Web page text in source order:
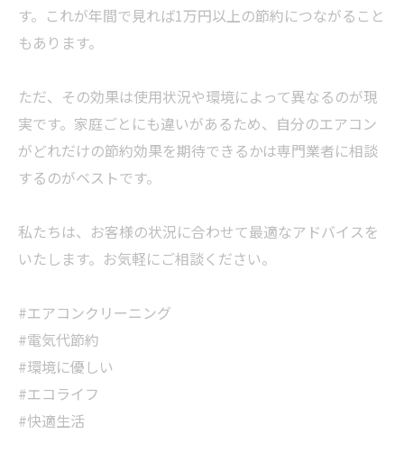
す。これが年間で見れば1万円以上の節約につながること
もあります。
ただ、その効果は使用状況や環境によって異なるのが現
実です。家庭ごとにも違いがあるため、自分のエアコン
がどれだけの節約効果を期待できるかは専門業者に相談
するのがベストです。
私たちは、お客様の状況に合わせて最適なアドバイスを
いたします。お気軽にご相談ください。
#エアコンクリーニング
#電気代節約
#環境に優しい
#エコライフ
#快適生活